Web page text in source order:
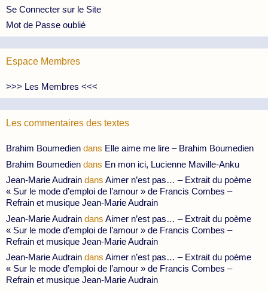
Se Connecter sur le Site
Mot de Passe oublié
Espace Membres
>>> Les Membres <<<
Les commentaires des textes
Brahim Boumedien dans Elle aime me lire – Brahim Boumedien
Brahim Boumedien dans En mon ici, Lucienne Maville-Anku
Jean-Marie Audrain dans Aimer n’est pas… – Extrait du poème
« Sur le mode d’emploi de l’amour » de Francis Combes –
Refrain et musique Jean-Marie Audrain
Jean-Marie Audrain dans Aimer n’est pas… – Extrait du poème
« Sur le mode d’emploi de l’amour » de Francis Combes –
Refrain et musique Jean-Marie Audrain
Jean-Marie Audrain dans Aimer n’est pas… – Extrait du poème
« Sur le mode d’emploi de l’amour » de Francis Combes –
Refrain et musique Jean-Marie Audrain